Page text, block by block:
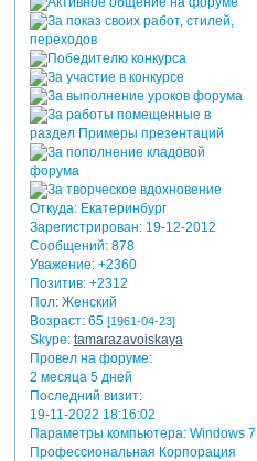
Откуда:Екатеринбург
Зарегистрирован: 19-12-2012
Сообщений:878
Уважение: +2360
Позитив: +2312
Пол:Женский
Возраст:65 [1961-04-23]
Skype: tamarazavoiskaya
Провел на форуме:
2 месяца 5 дней
Последний визит:
19-11-2022 18:16:02
Параметры компьютера:Windows 7
Профессиональная Корпорация